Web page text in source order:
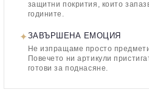
защитни покрития, които
годините.
✦ЗАВЪРШЕНА ЕМОЦИЯ
Не изпращаме просто
Повечето ни артикули
готови за поднасяне.